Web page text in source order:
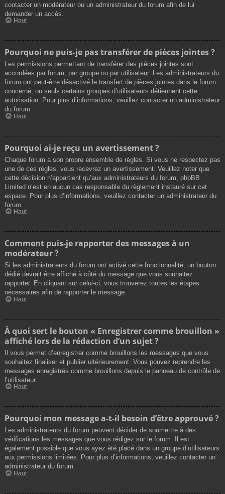
contacter un modérateur ou un administrateur du forum afin de lui
demander un accès.
Haut
Pourquoi ne puis-je pas transférer de pièces jointes ?
Les permissions permettant de transférer des pièces jointes sont
accordées par forum, par groupe ou par utilisateur. Les administrateurs du
forum ont peut-être désactivé le transfert de pièces jointes dans le forum
concerné, ou seuls certains groupes d’utilisateurs détiennent cette
autorisation. Pour plus d’informations, veuillez contacter un administrateur
du forum.
Haut
Pourquoi ai-je reçu un avertissement ?
Chaque forum a son propre ensemble de règles. Si vous ne respectez pas
une de ces règles, vous recevrez un avertissement. Veuillez noter que
cette décision n’appartient qu’aux administrateurs du forum, phpBB
Limited n’est en aucun cas responsable du règlement instauré sur cet
espace. Pour plus d’informations, veuillez contacter un administrateur du
forum.
Haut
Comment puis-je rapporter des messages à un
modérateur ?
Si les administrateurs du forum ont activé cette fonctionnalité, un bouton
dédié devrait être affiché à côté du message que vous souhaitez
rapporter. En cliquant sur celui-ci, vous trouverez toutes les étapes
nécessaires afin de rapporter le message.
Haut
À quoi sert le bouton « Enregistrer comme brouillon »
affiché lors de la rédaction d’un sujet ?
Il vous permet d’enregistrer comme brouillons les messages que vous
souhaitez finaliser et publier ultérieurement. Vous pouvez reprendre les
messages enregistrés comme brouillons depuis le panneau de contrôle de
l’utilisateur.
Haut
Pourquoi mon message a-t-il besoin d’être approuvé ?
Les administrateurs du forum peuvent décider de soumettre à des
vérifications les messages que vous rédigez sur le forum. Il est
également possible que vous ayez été placé dans un groupe d’utilisateurs
aux permissions limitées. Pour plus d’informations, veuillez contacter un
administrateur du forum.
Haut